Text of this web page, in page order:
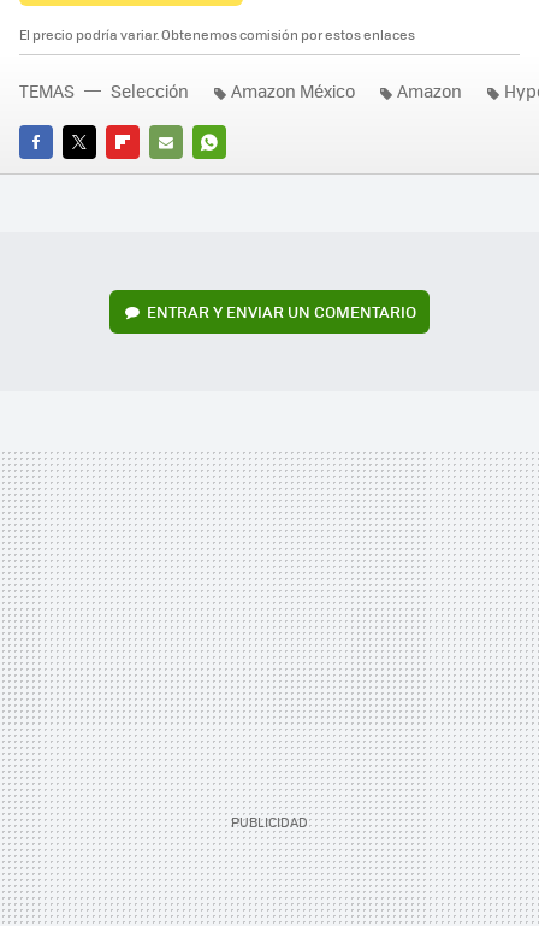
El precio podría variar. Obtenemos comisión por estos enlaces
FACEBOOK
TWITTERFLIPBOARD
E-
WHATSAPP
TEMAS Selección Amazon México Amazon
ENTRAR Y ENVIAR UN COMENTARIO